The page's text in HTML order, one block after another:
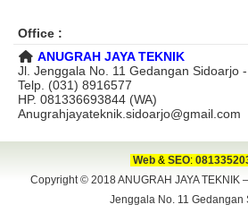
Office :
ANUGRAH JAYA TEKNIK
Jl. Jenggala No. 11 Gedangan Sidoarjo
Telp. (031) 8916577
HP. 081336693844 (WA)
Anugrahjayateknik.sidoarjo@gmail.com
Web& SEO:
Copyright © 2018ANUGRAH JAYA TEKNIK
Jenggala No. 11 Gedangan